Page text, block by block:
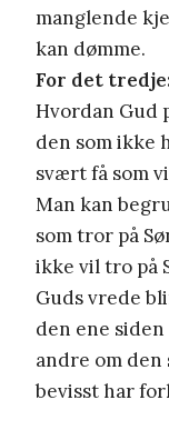
manglende
kan dømme.
For det
Hvordan Gud
den som ikke
svært få som
Man kan
som tror på
ikke vil tro på
Guds vrede
den ene
andre om den
bevisst har